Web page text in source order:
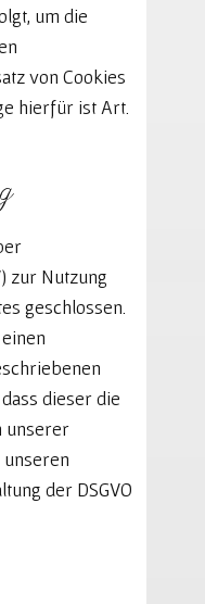
um die
von Cookies
hierfür ist Art.
zur Nutzung
geschlossen.
dieser die
unserer
der DSGVO